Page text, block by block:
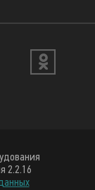
2.2.16